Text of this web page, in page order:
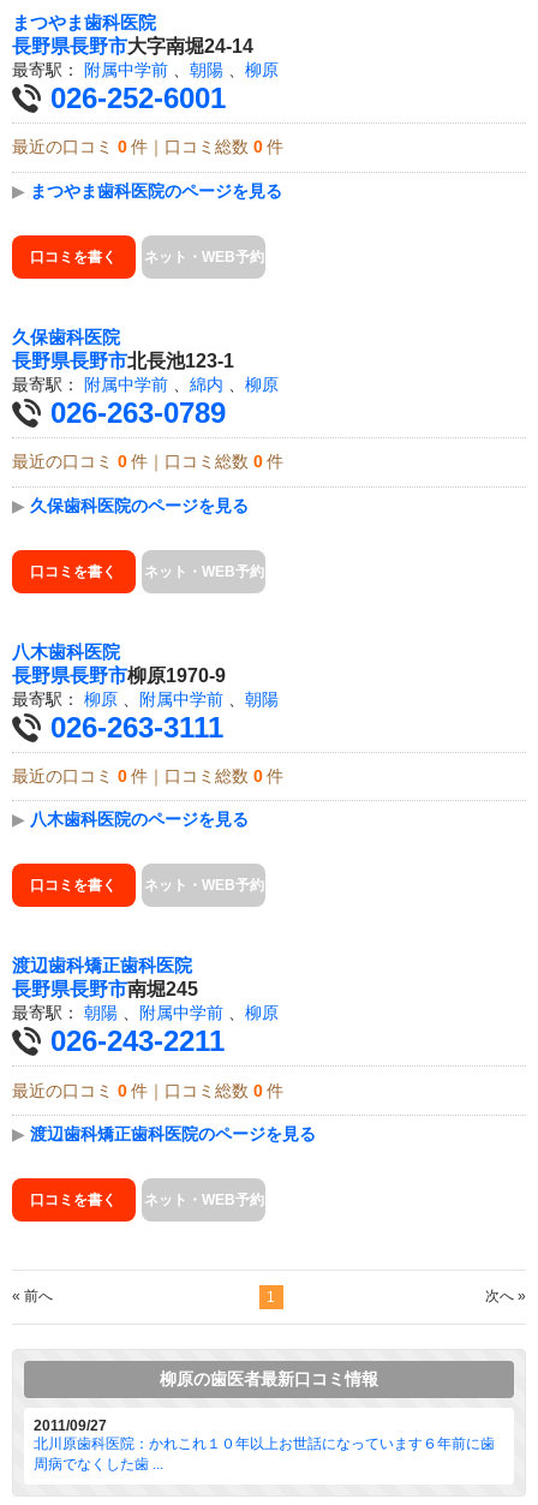
まつやま歯科医院
長野県長野市大字南堀24-14
最寄駅： 附属中学前 朝陽 柳原
026-252-6001
最近の口コミ 0 件｜口コミ総数 0 件
▶ まつやま歯科医院のページを見る
口コミを書く ネット・WEB予約
久保歯科医院
長野県長野市北長池123-1
最寄駅： 附属中学前 綿内 柳原
026-263-0789
最近の口コミ 0 件｜口コミ総数 0 件
▶ 久保歯科医院のページを見る
口コミを書く ネット・WEB予約
八木歯科医院
長野県長野市柳原1970-9
最寄駅： 柳原 附属中学前 朝陽
026-263-3111
最近の口コミ 0 件｜口コミ総数 0 件
▶ 八木歯科医院のページを見る
口コミを書く ネット・WEB予約
渡辺歯科矯正歯科医院
長野県長野市南堀245
最寄駅： 朝陽 、 附属中学前 、 柳原
026-243-2211
最近の口コミ 0 件｜口コミ総数 0 件
▶ 渡辺歯科矯正歯科医院のページを見る
口コミを書く ネット・WEB予約
« 前へ 1 次へ »
柳原の歯医者最新口コミ情報
2011/09/27
北川原歯科医院：かれこれ１０年以上お世話になっています６年前に歯
周病でなくした歯 ...